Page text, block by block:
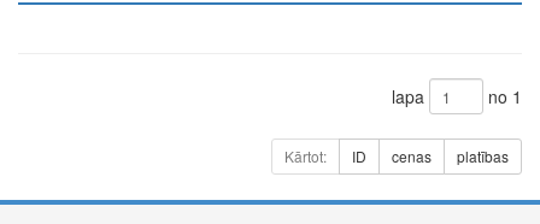
lapa no 1
Kārtot: ID cenas platības